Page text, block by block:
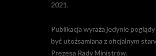
2021.
Publikacja wyraża jedynie
być utożsamiana z oficjalnym
Prezesa Rady Ministrów.